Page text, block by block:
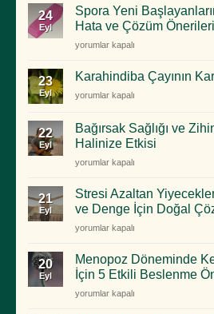
Beslenme
Önerileri
Dijital
Bağımlılık:
Çocuğunuzun
Beynini
Programlayan
için
24
Eyl
Spora Yeni
Hata ve Çözüm Önerileri
Spora
Başlayanların
En
5
Hata
Çözüm
için
yorumlar kapalı
23
Eyl
Karahindiba Çayının
Karahindiba
Karaciğer
Detoksuna
Etkileri
için
yorumlar kapalı
22
Eyl
Bağırsak Sağlığı ve
Halinize Etkisi
Bağırsak
ve
Zihin:
Mikrobiyomun
Ruh
Etkisi
için
yorumlar kapalı
21
Eyl
Stresi Azaltan
ve Denge İçin Doğal
Stresi
Yiyecekler
|
Günlük
Hayatta
yorumlar kapalı
20
Eyl
Menopoz Döneminde
İçin 5 Etkili Beslenme
Menopoz
yorumlar kapalı